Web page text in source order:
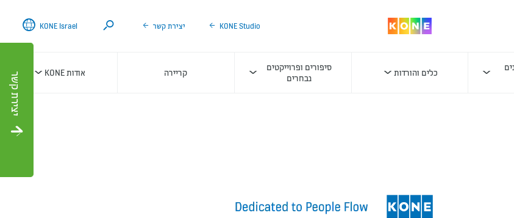
יצירת קשר
KONE Studio יצירת קשר
Search
KONE Israel
כלים והורדות
סיפורים ופרוייקטים
נבחרים
קריירה אודות KONE